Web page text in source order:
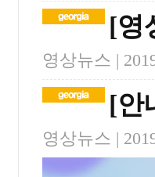
[영
영상뉴스 |
[안
영상뉴스 |